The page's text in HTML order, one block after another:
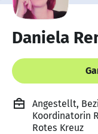
Daniela
Angestellt,
Koordinatorin
Rotes Kreuz